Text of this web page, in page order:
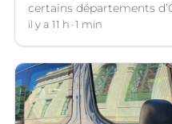
certains départements
il y a 11 h 1 min